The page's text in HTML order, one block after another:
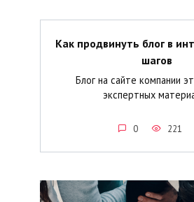
Как продвинуть блог в
шагов
Блог на сайте компании
экспертных
0 221